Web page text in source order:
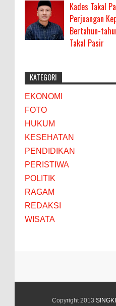
Kades Takal
Perjuangan
Bertahun-
Takal Pasir
KATEGORI
EKONOMI
FOTO
HUKUM
KESEHATAN
PENDIDIKAN
PERISTIWA
POLITIK
RAGAM
REDAKSI
WISATA
Copyright 2013